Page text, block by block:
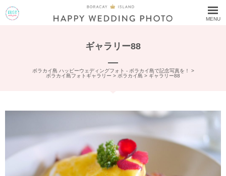
MENU
ギャラリー88
ボラカイ島 ハッピーウェディングフォト - ボラカイ島で記念写真を！
>
ボラカイ島フォトギャラリー > ボラカイ島 > ギャラリー88